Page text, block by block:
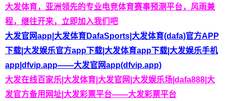
大发体育，亚洲领先的专业电竞体育赛事预测平台，风雨兼
程，继往开来，立即加入我们吧
大发官网app|大发体育DafaSports|大发体育(dafa)官方APP
下载|大发娱乐官方app下载|大发体育app下载|大发娱乐手机
app|dfvip.app——大发官网app(dfvip.app)
大发在线百家乐|大发体育|大发官网|大发娱乐场|dafa888|大
发官方备用网址|大发彩票平台——大发彩票平台